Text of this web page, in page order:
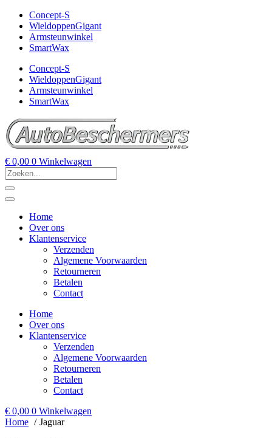
Concept-S
WieldoppenGigant
Armsteunwinkel
SmartWax
Concept-S
WieldoppenGigant
Armsteunwinkel
SmartWax
€ 0,00 0 Winkelwagen
Home
Over ons
Klantenservice
Verzenden
Algemene Voorwaarden
Retourneren
Betalen
Contact
Home
Over ons
Klantenservice
Verzenden
Algemene Voorwaarden
Retourneren
Betalen
Contact
€ 0,00 0 Winkelwagen
Home
Jaguar